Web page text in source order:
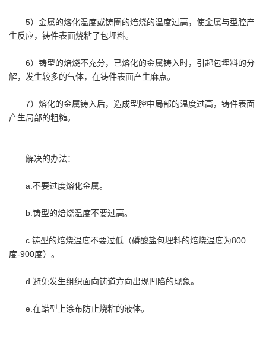
5）金属的熔化温度或铸圈的焙烧的温度过高，使金属与型腔产
生反应，铸件表面烧粘了包埋料。
6）铸型的焙烧不充分，已熔化的金属铸入时，引起包埋料的分
解，发生较多的气体，在铸件表面产生麻点。
7）熔化的金属铸入后，造成型腔中局部的温度过高，铸件表面
产生局部的粗糙。
解决的办法：
a.不要过度熔化金属。
b.铸型的焙烧温度不要过高。
c.铸型的焙烧温度不要过低（磷酸盐包埋料的焙烧温度为800
度-900度）。
d.避免发生组织面向铸道方向出现凹陷的现象。
e.在蜡型上涂布防止烧粘的液体。